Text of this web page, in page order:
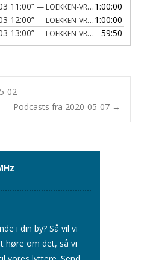
11:00” — LOEKKEN-VRAA NAERRADIO
1:00:00
12:00” — LOEKKEN-VRAA NAERRADIO
1:00:00
13:00” — LOEKKEN-VRAA NAERRADIO 59:50
02
Podcasts fra 2020-05-07 →
i din by? Så vil vi
høre om det, så vi